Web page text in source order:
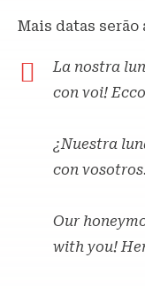
Mais datas serão
La nostra
con voi!
¿Nuestra
con
Our
with you!